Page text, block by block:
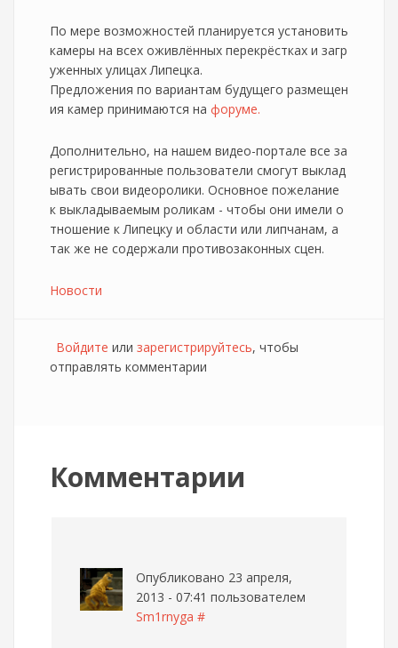
По мере возможностей планируется установить
камеры на всех оживлённых перекрёстках и загр
уженных улицах Липецка.
Предложения по вариантам будущего размещен
ия камер принимаются на форуме.
Дополнительно, на нашем видео-портале все за
регистрированные пользователи смогут выклад
ывать свои видеоролики. Основное пожелание
к выкладываемым роликам - чтобы они имели о
тношение к Липецку и области или липчанам, а
так же не содержали противозаконных сцен.
Новости
Войдите или зарегистрируйтесь, чтобы
отправлять комментарии
Комментарии
Опубликовано 23 апреля,
2013 - 07:41 пользователем
Sm1rnyga #